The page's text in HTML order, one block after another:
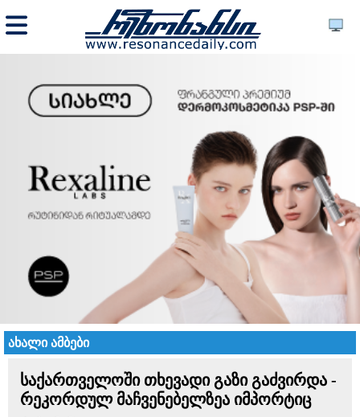
ახალი ამბები
საქართველოში თხევადი გაზი გაძვირდა -
რეკორდულ მაჩვენებელზეა იმპორტიც